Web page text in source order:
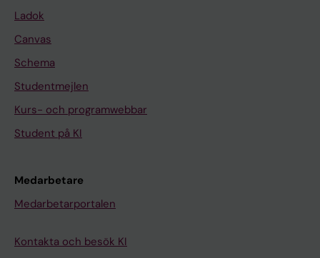
Ladok
Canvas
Schema
Studentmejlen
Kurs- och programwebbar
Student på KI
Medarbetare
Medarbetarportalen
Kontakta och besök KI